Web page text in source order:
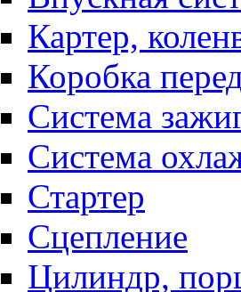
Картер,
Коробка
Система
Система
Стартер
Сцепление
Цилиндр,